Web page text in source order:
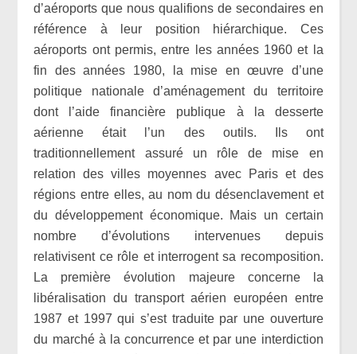
d’aéroports que nous qualifions de secondaires en
référence à leur position hiérarchique. Ces
aéroports ont permis, entre les années 1960 et la
fin des années 1980, la mise en œuvre d’une
politique nationale d’aménagement du territoire
dont l’aide financière publique à la desserte
aérienne était l’un des outils. Ils ont
traditionnellement assuré un rôle de mise en
relation des villes moyennes avec Paris et des
régions entre elles, au nom du désenclavement et
du développement économique. Mais un certain
nombre d’évolutions intervenues depuis
relativisent ce rôle et interrogent sa recomposition.
La première évolution majeure concerne la
libéralisation du transport aérien européen entre
1987 et 1997 qui s’est traduite par une ouverture
du marché à la concurrence et par une interdiction